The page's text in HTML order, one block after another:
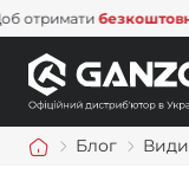
безкоштовну
Блог Види